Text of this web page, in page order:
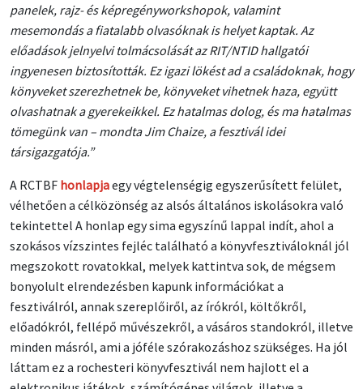
panelek, rajz- és képregényworkshopok, valamint
mesemondás a fiatalabb olvasóknak is helyet kaptak. Az
előadások jelnyelvi tolmácsolását az RIT/NTID hallgatói
ingyenesen biztosították. Ez igazi lökést ad a családoknak, hogy
könyveket szerezhetnek be, könyveket vihetnek haza, együtt
olvashatnak a gyerekeikkel. Ez hatalmas dolog, és ma hatalmas
tömegünk van – mondta Jim Chaize, a fesztivál idei
társigazgatója.”
A RCTBF honlapjaegy végtelenségig egyszerűsített felület,
vélhetően a célközönség az alsós általános iskolásokra való
tekintettel A honlap egy sima egyszínű lappal indít, ahol a
szokásos vízszintes fejléc található a könyvfesztiváloknál jól
megszokott rovatokkal, melyek kattintva sok, de mégsem
bonyolult elrendezésben kapunk információkat a
fesztiválról, annak szereplőiről, az írókról, költőkről,
előadókról, fellépő művészekről, a vásáros standokról, illetve
minden másról, ami a jóféle szórakozáshoz szükséges. Ha jól
láttam ez a rochesteri könyvfesztivál nem hajlott el a